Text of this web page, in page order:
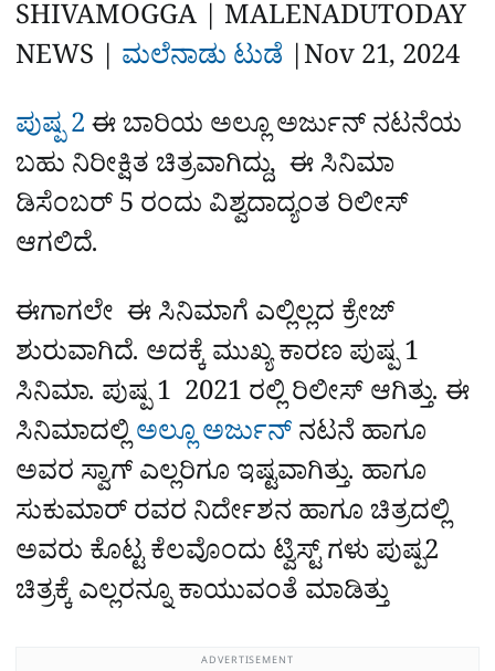
p
p
o
k
a
m
a
r
e
SHIVAMOGGA | MALENADUTODAY
NEWS | ಮಲೆನಾಡು ಟುಡೆ |Nov 21, 2024
ಪುಷ್ಪ 2ಈ ಬಾರಿಯ ಅಲ್ಲೂ ಅರ್ಜುನ್ ನಟನೆಯ
ಬಹು ನಿರೀಕ್ಷಿತ ಚಿತ್ರವಾಗಿದ್ದು, ಈ ಸಿನಿಮಾ
ಡಿಸೆಂಬರ್ 5 ರಂದು ವಿಶ್ವದಾದ್ಯಂತ ರಿಲೀಸ್
ಆಗಲಿದೆ.
ಈಗಾಗಲೇ ಈ ಸಿನಿಮಾಗೆ ಎಲ್ಲಿಲ್ಲದ ಕ್ರೇಜ್
ಶುರುವಾಗಿದೆ. ಅದಕ್ಕೆ ಮುಖ್ಯ ಕಾರಣ ಪುಷ್ಪ 1
ಸಿನಿಮಾ. ಪುಷ್ಪ 1 2021 ರಲ್ಲಿ ರಿಲೀಸ್ ಆಗಿತ್ತು. ಈ
ಸಿನಿಮಾದಲ್ಲಿಅಲ್ಲೂ ಅರ್ಜುನ್ನಟನೆ ಹಾಗೂ
ಅವರ ಸ್ವಾಗ್ ಎಲ್ಲರಿಗೂ ಇಷ್ಟವಾಗಿತ್ತು. ಹಾಗೂ
ಸುಕುಮಾರ್ ರವರ ನಿರ್ದೇಶನ ಹಾಗೂ ಚಿತ್ರದಲ್ಲಿ
ಅವರು ಕೊಟ್ಟ ಕೆಲವೊಂದು ಟ್ವಿಸ್ಟ್‌ ಗಳು ಪುಷ್ಪ2
ಚಿತ್ರಕ್ಕೆ ಎಲ್ಲರನ್ನೂ ಕಾಯುವಂತೆ ಮಾಡಿತ್ತು
ADVERTISEMENT